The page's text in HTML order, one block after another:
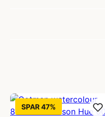
SPAR 47%